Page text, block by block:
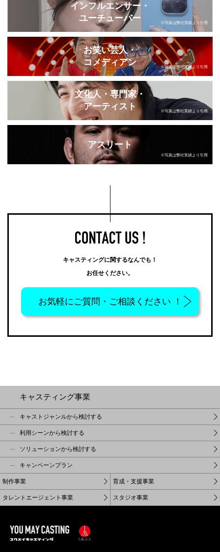
インフルエンサー・
ユーチューバー
※写真は弊社実績より引用
お笑い芸人・
コメディアン
※写真は弊社実績より引用
文化人・専門家・
アーティスト
※写真は弊社実績より引用
アスリート
※写真は弊社実績より引用
キャスティングに関するなんでも！
お任せください。
お気軽にご質問・ご相談ください ！
キャスティング事業
キャストジャンルから検討する
利用シーンから検討する
ソリューションから検討する
キャンペーンプラン
制作事業 育成・支援事業
タレントエージェント事業 スタジオ事業